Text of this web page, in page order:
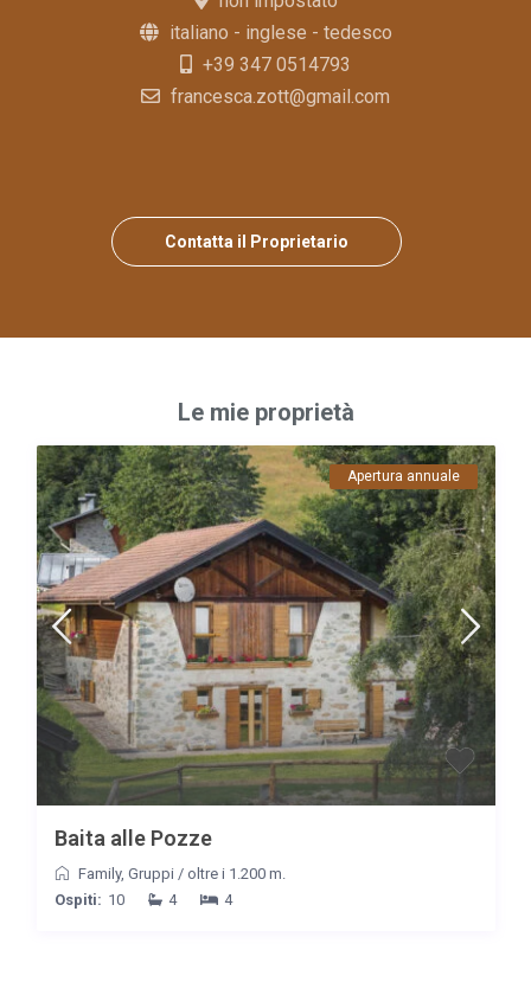
italiano - inglese - tedesco
+39 347 0514793
francesca.zott@gmail.com
Contatta il Proprietario
Le mie proprietà
Apertura annuale
Baita alle Pozze
Family, Gruppi / oltre i 1.200 m.
Ospiti: 10 4 4